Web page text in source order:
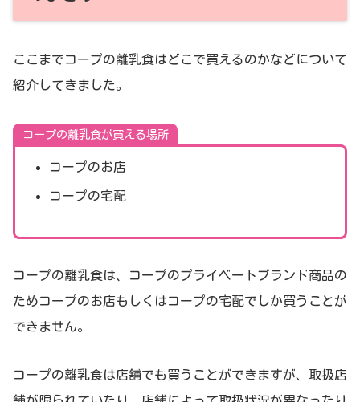
ここまでコープの離乳食はどこで買えるのかなどについて
紹介してきました。
コープの離乳食が買える場所
コープのお店
コープの宅配
コープの離乳食は、コープのプライベートブランド商品の
ためコープのお店もしくはコープの宅配でしか買うことが
できません。
コープの離乳食は店舗でも買うことができますが、取扱店